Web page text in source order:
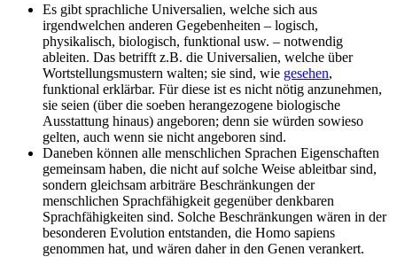
Es gibt sprachliche Universalien, welche sich aus
irgendwelchen anderen Gegebenheiten – logisch,
physikalisch, biologisch, funktional usw. – notwendig
ableiten. Das betrifft z.B. die Universalien, welche über
Wortstellungsmustern walten; sie sind, wie gesehen,
funktional erklärbar. Für diese ist es nicht nötig anzunehmen,
sie seien (über die soeben herangezogene biologische
Ausstattung hinaus) angeboren; denn sie würden sowieso
gelten, auch wenn sie nicht angeboren sind.
Daneben können alle menschlichen Sprachen Eigenschaften
gemeinsam haben, die nicht auf solche Weise ableitbar sind,
sondern gleichsam arbiträre Beschränkungen der
menschlichen Sprachfähigkeit gegenüber denkbaren
Sprachfähigkeiten sind. Solche Beschränkungen wären in der
besonderen Evolution entstanden, die Homo sapiens
genommen hat, und wären daher in den Genen verankert.